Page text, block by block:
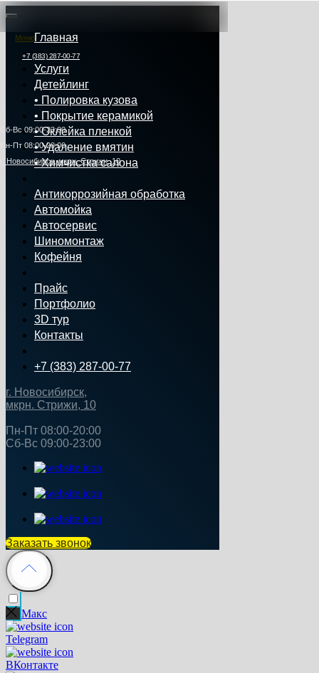
Меню
+7 (383) 287-00-77
Сб‑Вс 09:00‑23:00
Пн‑Пт 08:00-20:00
г. Новосибирск, мкрн. Стрижи, 10
Главная
Услуги
Детейлинг
• Полировка кузова
• Покрытие керамикой
• Оклейка пленкой
• Удаление вмятин
• Химчистка салона
Антикоррозийная обработка
Автомойка
Автосервис
Шиномонтаж
Кофейня
Прайс
Портфолио
3D тур
Контакты
+7 (383) 287-00-77
г. Новосибирск,
мкрн. Стрижи, 10
Пн‑Пт 08:00-20:00
Сб‑Вс 09:00‑23:00
Заказать звонок
Макс
Telegram
ВКонтакте